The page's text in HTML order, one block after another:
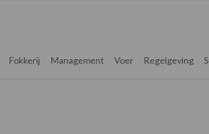
Fokkerij Management Voer Regelgeving